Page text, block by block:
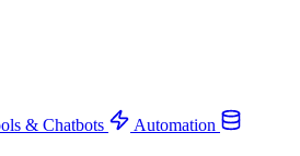
& Chatbots
Automation